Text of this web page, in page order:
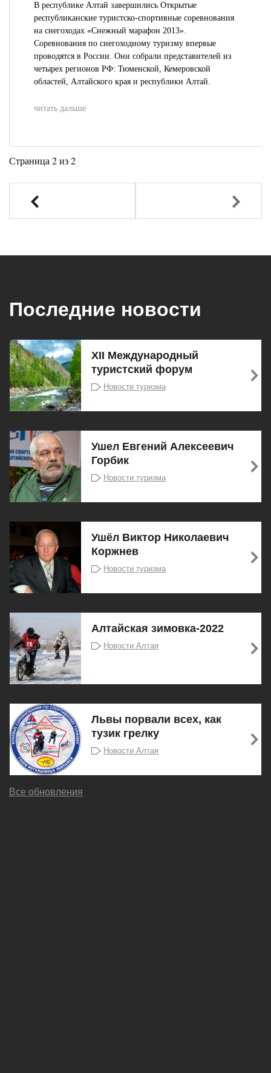
В республике Алтай завершились Открытые
республиканские туристско-спортивные соревнования
на снегоходах «Снежный марафон 2013».
Соревнования по снегоходному туризму впервые
проводятся в России. Они собрали представителей из
четырех регионов РФ: Тюменской, Кемеровской
областей, Алтайского края и республики Алтай.
читать дальше
Страница 2 из 2
Последние новости
XII Международный
туристский форум
Новости туризма
Ушел Евгений Алексеевич
Горбик
Новости туризма
Ушёл Виктор Николаевич
Коржнев
Новости туризма
Алтайская зимовка-2022
Новости Алтая
Львы порвали всех, как
тузик грелку
Новости Алтая
Все обновления